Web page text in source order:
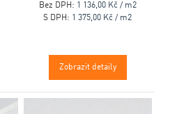
Bez DPH: 1 136,00 Kč / m2
S DPH: 1 375,00 Kč / m2
Zobrazit detaily